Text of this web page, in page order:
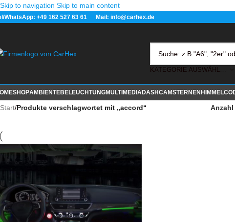
Skip to navigation Skip to main content
WhatsApp: +49 162 527 63 61 Mail: info@carhex.de
SHOPAMBIENTEBELEUCHTUNGMULTIMEDIADASHCAMSTERNENHIMMEL
Start/Produkte verschlagwortet mit „accord“